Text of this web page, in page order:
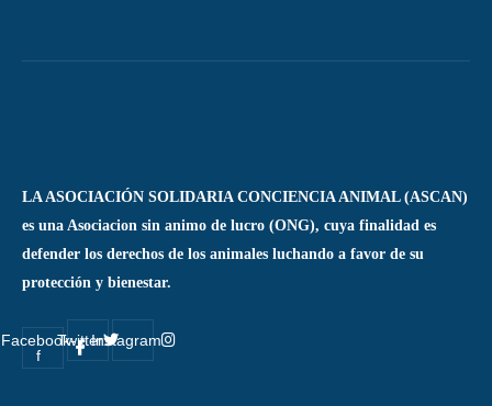
LA ASOCIACIÓN SOLIDARIA CONCIENCIA ANIMAL (ASCAN)
es una Asociacion sin animo de lucro (ONG), cuya finalidad es
defender los derechos de los animales luchando a favor de su
protección y bienestar.
Facebook-
f
TwitterInstagram